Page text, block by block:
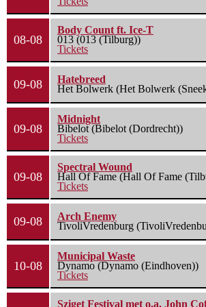
08-08
Body Count ft. Ice-T
013 (013 (Tilburg))
Tickets
09-08
Hatebreed
Het Bolwerk (Het Bolwerk
09-08
Midnight
Bibelot (Bibelot (Dordrecht))
Tickets
09-08
Spectral Wound
Hall Of Fame (Hall Of Fame
Tickets
09-08
Arch Enemy
TivoliVredenburg
10-08
Municipal Waste
Dynamo (Dynamo (Eindhoven))
Tickets
Sziget Festival met o.a. John